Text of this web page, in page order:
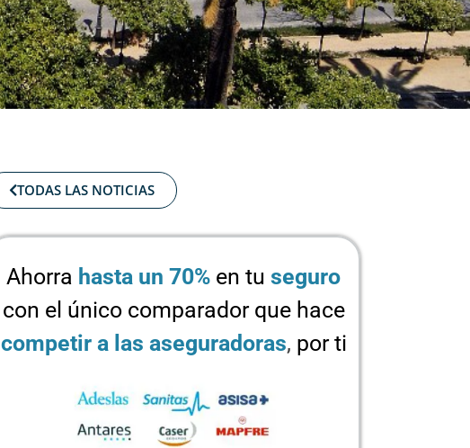
TODAS LAS NOTICIAS
Ahorra hasta un 70% en tu seguro
con el único comparador que hace
competir a las aseguradoras, por ti